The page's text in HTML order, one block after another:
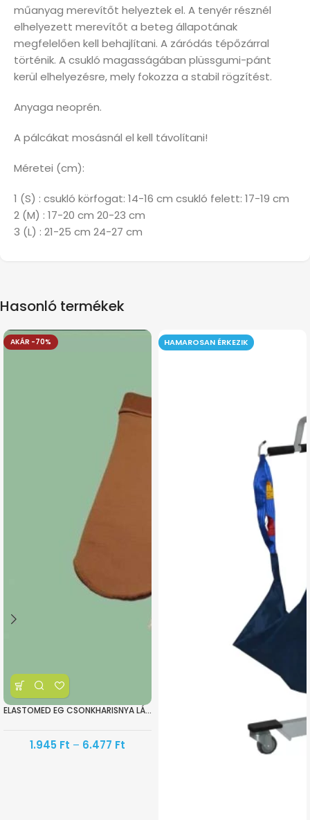
műanyag merevítőt helyeztek el. A tenyér résznél
elhelyezett merevítőt a beteg állapotának
megfelelően kell behajlítani. A záródás tépőzárral
történik. A csukló magasságában plüssgumi-pánt
kerül elhelyezésre, mely fokozza a stabil rögzítést.
Anyaga neoprén.
A pálcákat mosásnál el kell távolítani!
Méretei (cm):
1 (S) : csukló körfogat: 14-16 cm csukló felett: 17-19 cm
2 (M) : 17-20 cm 20-23 cm
3 (L) : 21-25 cm 24-27 cm
Hasonló termékek
AKÁR -70%
ELASTOMED EG CSONKHARISNYA LÁBSZÁRCSONKRA II. KOMPRESSZIÓOSZTÁLY
1.945 Ft – 6.477 Ft
HAMAROSAN ÉRKEZIK